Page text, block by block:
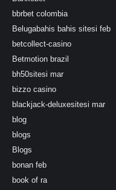
bbrbet colombia
Belugabahis bahis sitesi feb
betcollect-casino
Betmotion brazil
bh50sitesi mar
bizzo casino
blackjack-deluxesitesi mar
blog
blogs
Blogs
bonan feb
book of ra